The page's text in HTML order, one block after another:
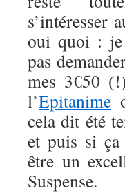
s’intéresser
oui quoi : je
pas
mes 3€50
l’Epitanime
cela dit été
et puis si ça
être un
Suspense.